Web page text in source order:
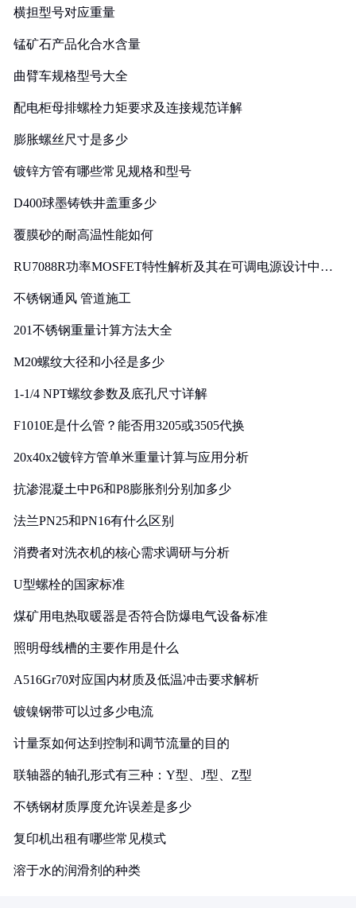
横担型号对应重量
锰矿石产品化合水含量
曲臂车规格型号大全
配电柜母排螺栓力矩要求及连接规范详解
膨胀螺丝尺寸是多少
镀锌方管有哪些常见规格和型号
D400球墨铸铁井盖重多少
覆膜砂的耐高温性能如何
RU7088R功率MOSFET特性解析及其在可调电源设计中的
不锈钢通风 管道施工
201不锈钢重量计算方法大全
M20螺纹大径和小径是多少
1-1/4 NPT螺纹参数及底孔尺寸详解
F1010E是什么管？能否用3205或3505代换
20x40x2镀锌方管单米重量计算与应用分析
抗渗混凝土中P6和P8膨胀剂分别加多少
法兰PN25和PN16有什么区别
消费者对洗衣机的核心需求调研与分析
U型螺栓的国家标准
煤矿用电热取暖器是否符合防爆电气设备标准
照明母线槽的主要作用是什么
A516Gr70对应国内材质及低温冲击要求解析
镀镍钢带可以过多少电流
计量泵如何达到控制和调节流量的目的
联轴器的轴孔形式有三种：Y型、J型、Z型
不锈钢材质厚度允许误差是多少
复印机出租有哪些常见模式
溶于水的润滑剂的种类